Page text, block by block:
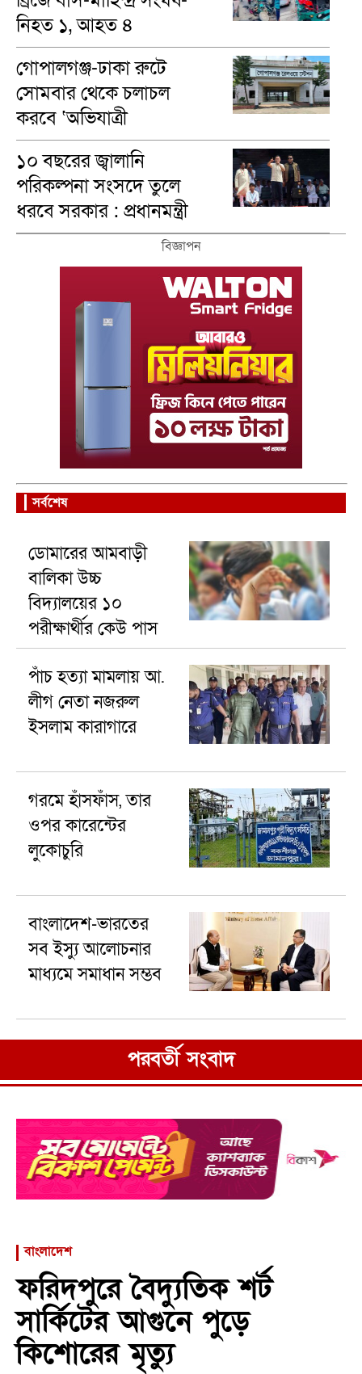
নিহত ১, আহত ৪
গোপালগঞ্জ-ঢাকা রুটে
সোমবার থেকে চলাচল
করবে ‘অভিযাত্রী
কমিউটার’ ট্রেন
১০ বছরের জ্বালানি
পরিকল্পনা সংসদে তুলে
ধরবে সরকার : প্রধানমন্ত্রী
বিজ্ঞাপন
সর্বশেষ
ডোমারের আমবাড়ী
বালিকা উচ্চ
বিদ্যালয়ের ১০
পরীক্ষার্থীর কেউ পাস
করেনি
পাঁচ হত্যা মামলায় আ.
লীগ নেতা নজরুল
ইসলাম কারাগারে
গরমে হাঁসফাঁস, তার
ওপর কারেন্টের
লুকোচুরি
বাংলাদেশ-ভারতের
সব ইস্যু আলোচনার
মাধ্যমে সমাধান সম্ভব
পরবর্তী সংবাদ
বাংলাদেশ
ফরিদপুরে বৈদ্যুতিক শর্ট
সার্কিটের আগুনে পুড়ে
কিশোরের মৃত্যু